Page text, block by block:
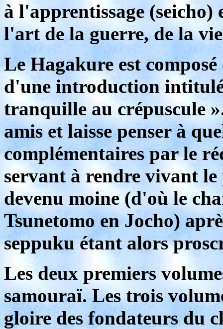
à l'apprentissage (seicho)
l'art de la guerre, de la
Le Hagakure est
d'une introduction
tranquille au crépuscule
amis et laisse penser à
complémentaires par le
servant à rendre vivant
devenu moine (d'où le
Tsunetomo en Jocho)
seppuku étant alors
Les deux premiers
samouraï. Les trois
gloire des fondateurs du